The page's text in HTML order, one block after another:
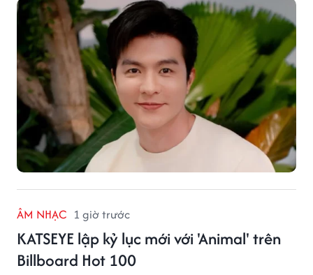
ÂM NHẠC 1 giờ trước
KATSEYE lập kỷ lục mới với 'Animal' trên
Billboard Hot 100